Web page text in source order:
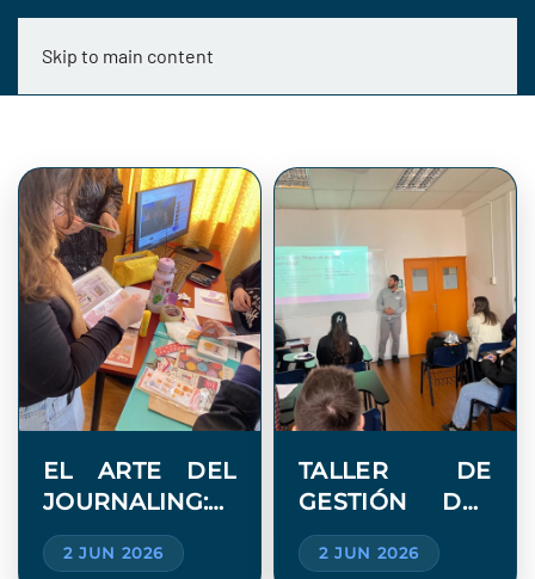
Skip to main content
EL ARTE DEL
JOURNALING:
REUNIENDO
CREATIVIDAD Y
2 JUN 2026
TALLER DE
GESTIÓN DEL
ESTRÉS EN
MIRADAS
2 JUN 2026